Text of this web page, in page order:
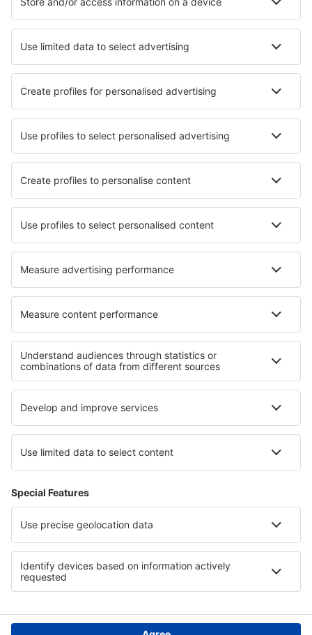
Ubytování in Moncarapacho Ubytování in Santarém
Ubytování in Porto Moniz Ubytování in Gouveia
Nejlepší ubytování - města
Ubytování in Grimentz Ubytování in Grajewo
Ubytování in Arrild Ubytování in Erlau
Ubytování in Escrick Ubytování in Horbourg-Wihr
Ubytování in Külsheim Ubytování in Kientzheim
Nejlepší ubytování - regiony
Ubytování na Azorech Ubytování Lisbon coast
Ubytování v Porto Santo Ubytování na Madeiře
Ubytování v Portugalsku Ubytování v Lavanttal
Ubytování v Valle Sagrado Ubytování in Coffee Triangle
Ubytování v Atacamě Ubytování v Podleském vojvodství